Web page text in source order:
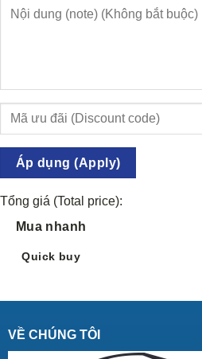
Áp dụng (Apply)
Tổng giá (Total price):
Mua nhanh
Quick buy
VỀ CHÚNG TÔI